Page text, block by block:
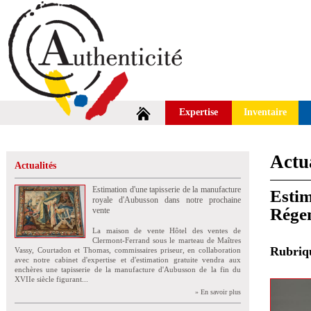
Expertise Inventaire
Actualités
Estimation d'une tapisserie de la manufacture
royale d'Aubusson dans notre prochaine
vente
La maison de vente Hôtel des ventes de
Clermont-Ferrand sous le marteau de Maîtres
Vassy, Courtadon et Thomas, commissaires priseur, en collaboration
avec notre cabinet d'expertise et d'estimation gratuite vendra aux
enchères une tapisserie de la manufacture d'Aubusson de la fin du
XVIIe siècle figurant...
» En savoir plus